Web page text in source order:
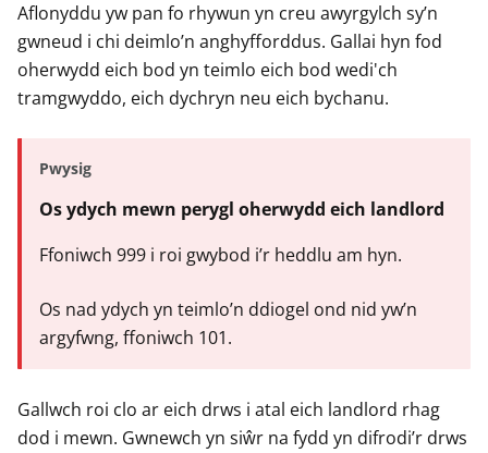
Aflonyddu yw pan fo rhywun yn creu awyrgylch sy’n
gwneud i chi deimlo’n anghyfforddus. Gallai hyn fod
oherwydd eich bod yn teimlo eich bod wedi'ch
tramgwyddo, eich dychryn neu eich bychanu.
Pwysig
Os ydych mewn perygl oherwydd eich landlord
Ffoniwch 999 i roi gwybod i’r heddlu am hyn.
Os nad ydych yn teimlo’n ddiogel ond nid yw’n
argyfwng, ffoniwch 101.
Gallwch roi clo ar eich drws i atal eich landlord rhag
dod i mewn. Gwnewch yn siŵr na fydd yn difrodi’r drws